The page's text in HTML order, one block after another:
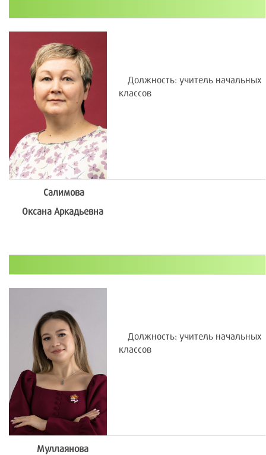
Должность: учитель начальных
классов
Салимова
Оксана Аркадьевна
Должность: учитель начальных
классов
Муллаянова